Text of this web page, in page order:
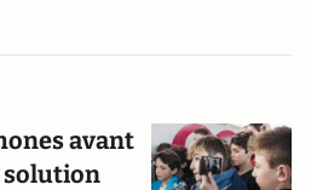
avant
solution